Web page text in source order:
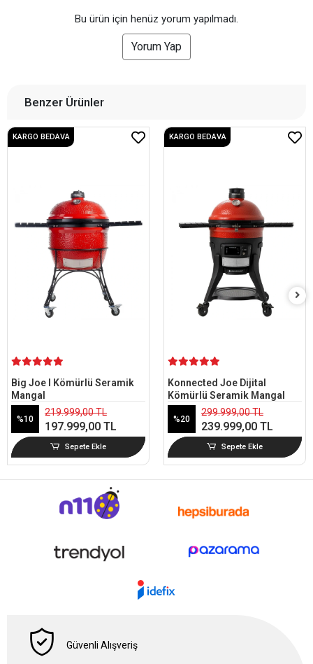
Bu ürün için henüz yorum yapılmadı.
Yorum Yap
Benzer Ürünler
KARGO BEDAVA
Big Joe I Kömürlü Seramik
Mangal
%10
219.999,00 TL
197.999,00 TL
Sepete Ekle
KARGO BEDAVA
Konnected Joe Dijital
Kömürlü Seramik Mangal
%20
299.999,00 TL
239.999,00 TL
Sepete Ekle
Güvenli Alışveriş